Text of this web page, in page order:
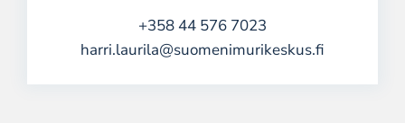
+358 44 576 7023
harri.laurila@suomenimurikeskus.fi